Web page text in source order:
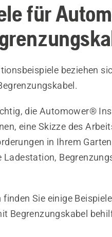
für
beziehen
die Automower®
eine Skizze des
in Ihrem
Ladestation,
finden Sie einige
Begrenzungskabel